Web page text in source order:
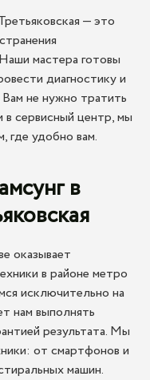
— это
мастера готовы
диагностику и
не нужно тратить
в сервисный центр, мы
где удобно вам.
в
оказывает
в районе метро
исключительно на
нам выполнять
результата. Мы
от смартфонов и
машин.